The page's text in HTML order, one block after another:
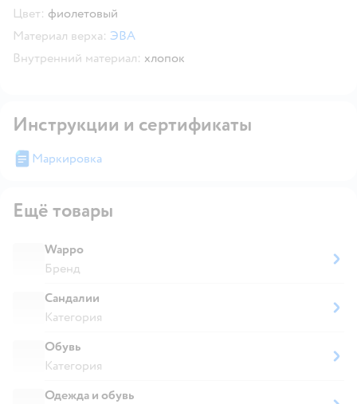
Цвет: фиолетовый
Материал верха: ЭВА
Внутренний материал: хлопок
Инструкции и сертификаты
Маркировка
Ещё товары
Wappo
Бренд
Сандалии
Категория
Обувь
Категория
Одежда и обувь